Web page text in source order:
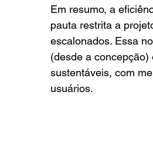
Em resumo, a
pauta restrita a
escalonados. Essa
(desde a
sustentáveis, com
usuários.